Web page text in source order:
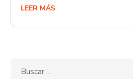
LEER MÁS